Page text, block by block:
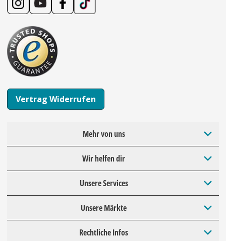
Vertrag Widerrufen
Mehr von uns
Wir helfen dir
Unsere Services
Unsere Märkte
Rechtliche Infos